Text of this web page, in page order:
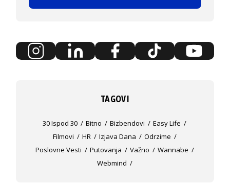
TAGOVI
30 Ispod 30 Bitno Bizbendovi
Easy Life
Filmovi
HR Izjava Dana
Odrzime
Poslovne Vesti
Putovanja Važno
Wannabe
Webmind